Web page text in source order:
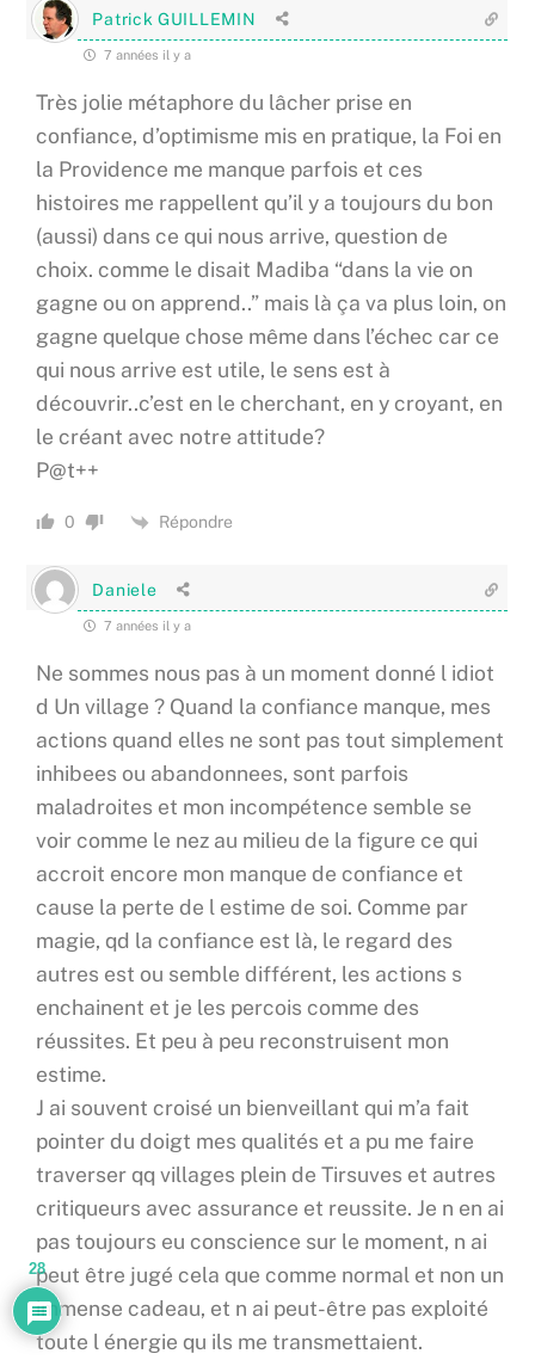
Patrick GUILLEMIN
7 années il y a
Très jolie métaphore du lâcher prise en
confiance, d’optimisme mis en pratique, la Foi en
la Providence me manque parfois et ces
histoires me rappellent qu’il y a toujours du bon
(aussi) dans ce qui nous arrive, question de
choix. comme le disait Madiba “dans la vie on
gagne ou on apprend..” mais là ça va plus loin, on
gagne quelque chose même dans l’échec car ce
qui nous arrive est utile, le sens est à
découvrir..c’est en le cherchant, en y croyant, en
le créant avec notre attitude?
P@t++
0 Répondre
Daniele
7 années il y a
Ne sommes nous pas à un moment donné l idiot
d Un village ? Quand la confiance manque, mes
actions quand elles ne sont pas tout simplement
inhibees ou abandonnees, sont parfois
maladroites et mon incompétence semble se
voir comme le nez au milieu de la figure ce qui
accroit encore mon manque de confiance et
cause la perte de l estime de soi. Comme par
magie, qd la confiance est là, le regard des
autres est ou semble différent, les actions s
enchainent et je les percois comme des
réussites. Et peu à peu reconstruisent mon
estime.
J ai souvent croisé un bienveillant qui m’a fait
pointer du doigt mes qualités et a pu me faire
traverser qq villages plein de Tirsuves et autres
critiqueurs avec assurance et reussite. Je n en ai
pas toujours eu conscience sur le moment, n ai
peut être jugé cela que comme normal et non un
immense cadeau, et n ai peut-être pas exploité
toute l énergie qu ils me transmettaient.
28